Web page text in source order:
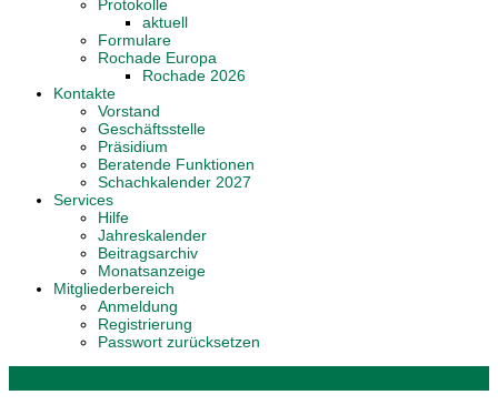
Protokolle
aktuell
Formulare
Rochade Europa
Rochade 2026
Kontakte
Vorstand
Geschäftsstelle
Präsidium
Beratende Funktionen
Schachkalender 2027
Services
Hilfe
Jahreskalender
Beitragsarchiv
Monatsanzeige
Mitgliederbereich
Anmeldung
Registrierung
Passwort zurücksetzen